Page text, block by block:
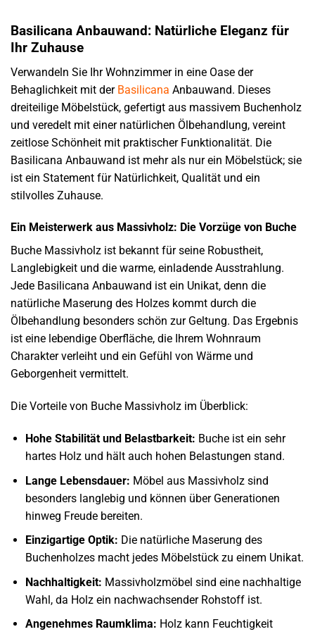
Basilicana Anbauwand: Natürliche Eleganz für
Ihr Zuhause
Verwandeln Sie Ihr Wohnzimmer in eine Oase der
Behaglichkeit mit der Basilicana Anbauwand. Dieses
dreiteilige Möbelstück, gefertigt aus massivem Buchenholz
und veredelt mit einer natürlichen Ölbehandlung, vereint
zeitlose Schönheit mit praktischer Funktionalität. Die
Basilicana Anbauwand ist mehr als nur ein Möbelstück; sie
ist ein Statement für Natürlichkeit, Qualität und ein
stilvolles Zuhause.
Ein Meisterwerk aus Massivholz: Die Vorzüge von Buche
Buche Massivholz ist bekannt für seine Robustheit,
Langlebigkeit und die warme, einladende Ausstrahlung.
Jede Basilicana Anbauwand ist ein Unikat, denn die
natürliche Maserung des Holzes kommt durch die
Ölbehandlung besonders schön zur Geltung. Das Ergebnis
ist eine lebendige Oberfläche, die Ihrem Wohnraum
Charakter verleiht und ein Gefühl von Wärme und
Geborgenheit vermittelt.
Die Vorteile von Buche Massivholz im Überblick:
Hohe Stabilität und Belastbarkeit: Buche ist ein sehr
hartes Holz und hält auch hohen Belastungen stand.
Lange Lebensdauer: Möbel aus Massivholz sind
besonders langlebig und können über Generationen
hinweg Freude bereiten.
Einzigartige Optik: Die natürliche Maserung des
Buchenholzes macht jedes Möbelstück zu einem Unikat.
Nachhaltigkeit: Massivholzmöbel sind eine nachhaltige
Wahl, da Holz ein nachwachsender Rohstoff ist.
Angenehmes Raumklima: Holz kann Feuchtigkeit